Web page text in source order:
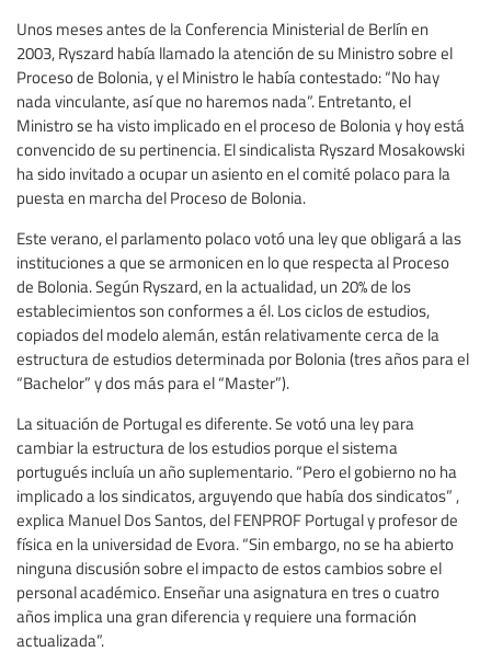
Unos meses antes de la Conferencia Ministerial de Berlín en
2003, Ryszard había llamado la atención de su Ministro sobre el
Proceso de Bolonia, y el Ministro le había contestado: “No hay
nada vinculante, así que no haremos nada”. Entretanto, el
Ministro se ha visto implicado en el proceso de Bolonia y hoy está
convencido de su pertinencia. El sindicalista Ryszard Mosakowski
ha sido invitado a ocupar un asiento en el comité polaco para la
puesta en marcha del Proceso de Bolonia.
Este verano, el parlamento polaco votó una ley que obligará a las
instituciones a que se armonicen en lo que respecta al Proceso
de Bolonia. Según Ryszard, en la actualidad, un 20% de los
establecimientos son conformes a él. Los ciclos de estudios,
copiados del modelo alemán, están relativamente cerca de la
estructura de estudios determinada por Bolonia (tres años para el
“Bachelor” y dos más para el “Master”).
La situación de Portugal es diferente. Se votó una ley para
cambiar la estructura de los estudios porque el sistema
portugués incluía un año suplementario. “Pero el gobierno no ha
implicado a los sindicatos, arguyendo que había dos sindicatos” ,
explica Manuel Dos Santos, del FENPROF Portugal y profesor de
física en la universidad de Evora. “Sin embargo, no se ha abierto
ninguna discusión sobre el impacto de estos cambios sobre el
personal académico. Enseñar una asignatura en tres o cuatro
años implica una gran diferencia y requiere una formación
actualizada”.